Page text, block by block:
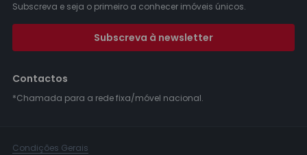
Subscreva e seja o primeiro a conhecer imóveis únicos.
Subscreva à newsletter
Contactos
*Chamada para a rede fixa/móvel nacional.
Condições Gerais